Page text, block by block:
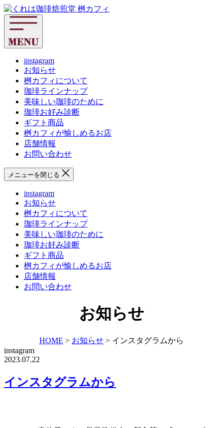
コ
ン
テ
ン
ツ
instagram
お知らせ
桝カフィについて
珈琲ラインナップ
美味しい珈琲のために
珈琲お好み診断
ギフト商品
桝カフィが愉しめるお店
店舗情報
お問い合わせ
メニューを閉じる
instagram
お知らせ
桝カフィについて
珈琲ラインナップ
美味しい珈琲のために
珈琲お好み診断
ギフト商品
桝カフィが愉しめるお店
店舗情報
お問い合わせ
お知らせ
HOME > お知らせ > インスタグラムから
instagram
2023.07.22
インスタグラムから